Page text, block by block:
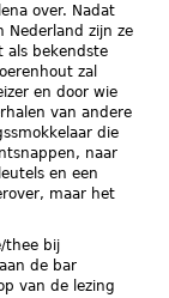
over. Nadat
Nederland zijn ze
als bekendste
zal
en door wie
van andere
die
naar
en een
maar het
thee bij
de bar
van de lezing